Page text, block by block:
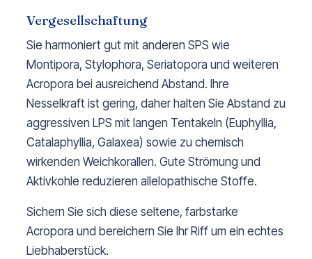
Vergesellschaftung
Sie harmoniert gut mit anderen SPS wie
Montipora, Stylophora, Seriatopora und weiteren
Acropora bei ausreichend Abstand. Ihre
Nesselkraft ist gering, daher halten Sie Abstand zu
aggressiven LPS mit langen Tentakeln (Euphyllia,
Catalaphyllia, Galaxea) sowie zu chemisch
wirkenden Weichkorallen. Gute Strömung und
Aktivkohle reduzieren allelopathische Stoffe.
Sichern Sie sich diese seltene, farbstarke
Acropora und bereichern Sie Ihr Riff um ein echtes
Liebhaberstück.